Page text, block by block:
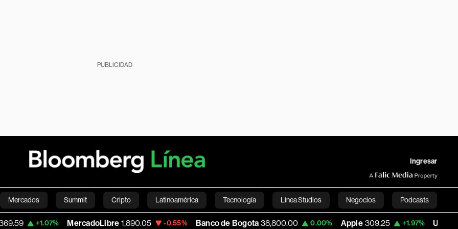
PUBLICIDAD
Ingresar
Mercados Summit Cripto Latinoamérica Tecnología Línea Studios Negocios Podcasts
Economía Estilo de vida Mundo Videos English
MercadoLibre 1,890.05 -0.55% Banco de Bogota 38,800.00 0.00% Apple 309.25 +1.97% USD COP 3,195.99